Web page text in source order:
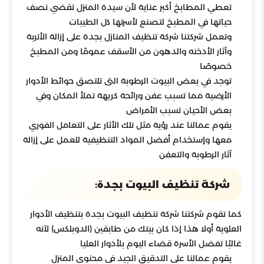
تعطي المطابخ أكبر عناية لأن سيدة المنزل تقضي نصف
حياتها في المطبخ لتصنع لأسرتها كل الطيبات
وتعمل شركتنا شركة تنظيف المنازل بجدة على إزالة الأتربة
وآثار الأدخنه والدهون من الأسقف عمومًا ومن المطبخ
خصوصًا
توجد في بعض البيوت الرطوبة التى تلتصق حوائط الأدوار
الأرضية مما تسبب عفن ورائحة كريهة تملأ المكان وفي
بعض الأحيان تسبب الأمراض
يقوم عمالنا عند رؤية مثل تلك الأثار على التعامل الفوري
معها وإستخدام أفضل المواد التنظيفية للعمل على إزالة
آثار الرطوبة والتعفن
شركة تنظيف البيوت بجدة:
كما تقوم شركتنا شركة تنظيف البيوت بجدة بتنظيف الأدوار
العلوية أولا هذا إذا كان بيتك من طابقين (الدوبلكس) لآنه
غالبًا تفضل الأسرة قضاء اليوم بلأدوار العليا
يقوم عمالنا على التدقيق الجيد في محنوى المنزل